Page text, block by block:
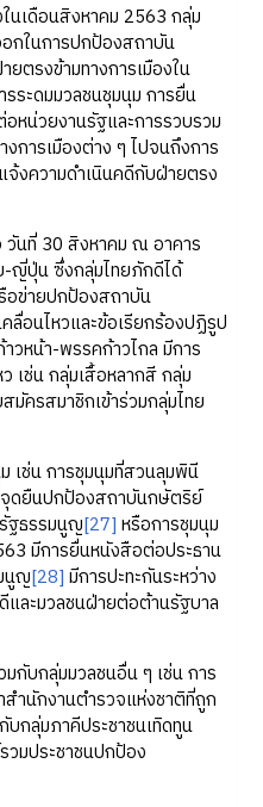
ดือนสิงหาคม 2563 กลุ่ม
กในการปกป้องสถาบัน
ตรงข้ามทางการเมืองใน
ระดมมวลชนชุมนุม การยื่น
หน่วยงานรัฐและการรวบรวม
การเมืองต่าง ๆ ไปจนถึงการ
งความดำเนินคดีกับฝ่ายตรง
ที่ 30 สิงหาคม ณ อาคาร
-ญี่ปุ่น ซึ่งกลุ่มไทยภักดีได้
อข่ายปกป้องสถาบัน
ลื่อนไหวและข้อเรียกร้องปฏิรูป
หน้า-พรรคก้าวไกล มีการ
เช่น กลุ่มเสื้อหลากสี กลุ่ม
มัครสมาชิกเข้าร่วมกลุ่มไทย
ช่น การชุมนุมที่สวนลุมพินี
ดยืนปกป้องสถาบันกษัตริย์
ฐธรรมนูญ[27] หรือการชุมนุม
มีการยื่นหนังสือต่อประธาน
นูญ[28] มีการปะทะกันระหว่าง
และมวลชนฝ่ายต่อต้านรัฐบาล
บกลุ่มมวลชนอื่น ๆ เช่น การ
ำนักงานตำรวจแห่งชาติที่ถูก
กลุ่มภาคีประชาชนเทิดทูน
มประชาชนปกป้อง